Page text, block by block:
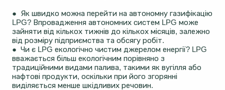
● Як швидко можна перейти на автономну газифікацію
LPG? Впровадження автономних систем LPG може
зайняти від кількох тижнів до кількох місяців, залежно
від розміру підприємства та обсягу робіт.
● Чи є LPG екологічно чистим джерелом енергії? LPG
вважається більш екологічним порівняно з
традиційними видами палива, такими як вугілля або
нафтові продукти, оскільки при його згорянні
виділяється менше шкідливих речовин.